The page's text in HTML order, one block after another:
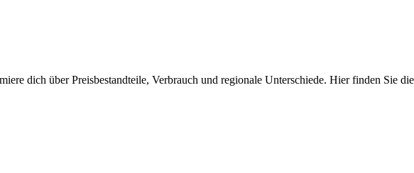
dich über Preisbestandteile, Verbrauch und regionale Unterschiede. Hier finden Sie